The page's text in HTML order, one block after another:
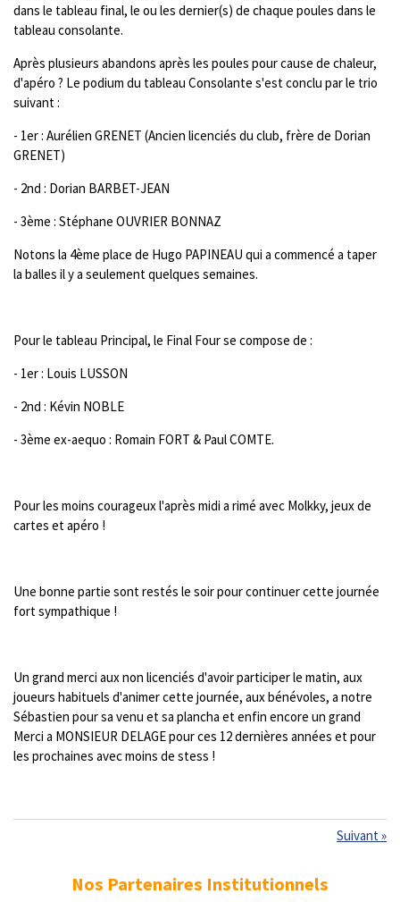
dans le tableau final, le ou les dernier(s) de chaque poules dans le
tableau consolante.
Après plusieurs abandons après les poules pour cause de chaleur,
d'apéro ? Le podium du tableau Consolante s'est conclu par le trio
suivant :
- 1er : Aurélien GRENET (Ancien licenciés du club, frère de Dorian
GRENET)
- 2nd : Dorian BARBET-JEAN
- 3ème : Stéphane OUVRIER BONNAZ
Notons la 4ème place de Hugo PAPINEAU qui a commencé a taper
la balles il y a seulement quelques semaines.
Pour le tableau Principal, le Final Four se compose de :
- 1er : Louis LUSSON
- 2nd : Kévin NOBLE
- 3ème ex-aequo : Romain FORT & Paul COMTE.
Pour les moins courageux l'après midi a rimé avec Molkky, jeux de
cartes et apéro !
Une bonne partie sont restés le soir pour continuer cette journée
fort sympathique !
Un grand merci aux non licenciés d'avoir participer le matin, aux
joueurs habituels d'animer cette journée, aux bénévoles, a notre
Sébastien pour sa venu et sa plancha et enfin encore un grand
Merci a MONSIEUR DELAGE pour ces 12 dernières années et pour
les prochaines avec moins de stess !
Suivant »
Nos Partenaires Institutionnels